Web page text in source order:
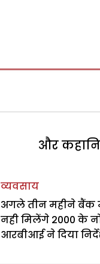
और
व्यवसाय
अगले तीन महीने बैंक
नही मिलेंगे 2000 के
आरबीआई ने दिया